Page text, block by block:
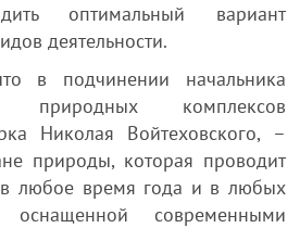
оптимальный вариант
деятельности.
в подчинении начальника
природных комплексов
Николая Войтеховского, –
природы, которая проводит
любое время года и в любых
оснащенной современными